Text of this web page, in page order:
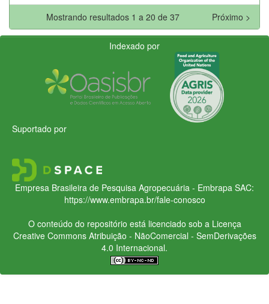
Mostrando resultados 1 a 20 de 37 Próximo >
Indexado por
Suportado por
Empresa Brasileira de Pesquisa Agropecuária - Embrapa SAC:
https://www.embrapa.br/fale-conosco
O conteúdo do repositório está licenciado sob a Licença
Creative CommonsAtribuição - NãoComercial - SemDerivações
4.0 Internacional.